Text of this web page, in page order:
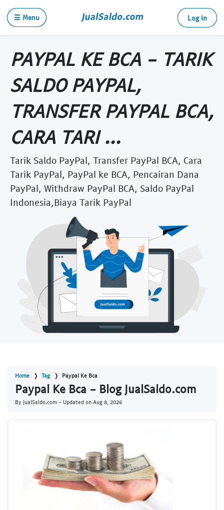
☰ Menu Log in
PAYPAL KE BCA - TARIK
SALDO PAYPAL,
TRANSFER PAYPAL BCA,
CARA TARI ...
Tarik Saldo PayPal, Transfer PayPal BCA, Cara
Tarik PayPal, PayPal ke BCA, Pencairan Dana
PayPal, Withdraw PayPal BCA, Saldo PayPal
Indonesia,Biaya Tarik PayPal
Home Tag Paypal Ke Bca
Paypal Ke Bca - Blog JualSaldo.com
By JualSaldo.com - Updated on Aug 8, 2026